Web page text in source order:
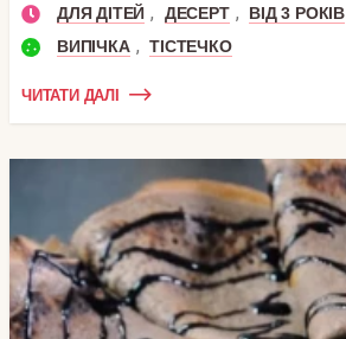
ДЛЯ ДІТЕЙ , ДЕСЕРТ ,
ВІД 3 РОКІВ
ВИПІЧКА , ТІСТЕЧКО
ЧИТАТИ ДАЛІ